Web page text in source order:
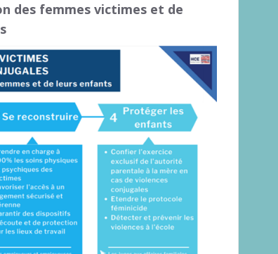
des femmes victimes et de